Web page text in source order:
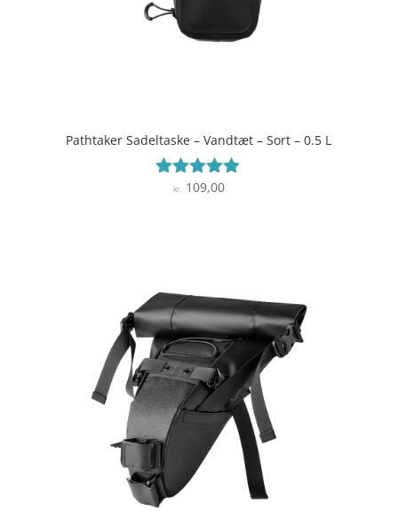
Pathtaker Sadeltaske – Vandtæt – Sort – 0.5 L
Vurderet
kr.109,00